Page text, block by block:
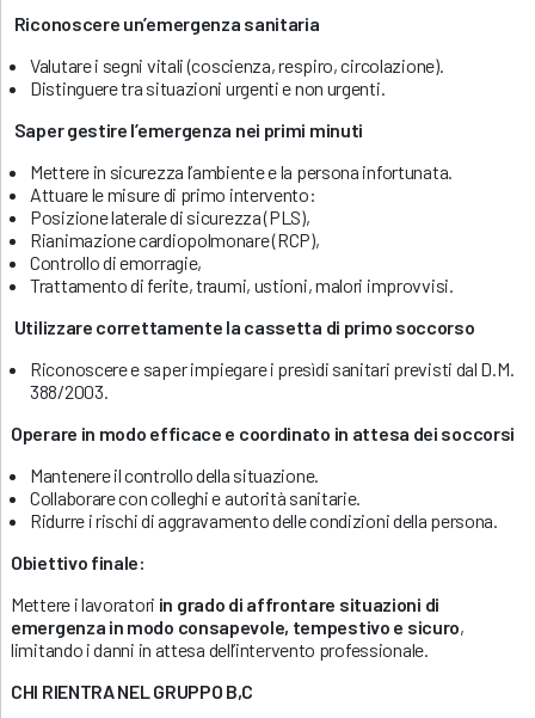
Riconoscere un’emergenza sanitaria
Valutare i segni vitali (coscienza, respiro, circolazione).
Distinguere tra situazioni urgenti e non urgenti.
Saper gestire l’emergenza nei primi minuti
Mettere in sicurezza l’ambiente e la persona infortunata.
Attuare le misure di primo intervento:
Posizione laterale di sicurezza (PLS),
Rianimazione cardiopolmonare (RCP),
Controllo di emorragie,
Trattamento di ferite, traumi, ustioni, malori improvvisi.
Utilizzare correttamente la cassetta di primo soccorso
Riconoscere e saper impiegare i presìdi sanitari previsti dal D.M.
388/2003.
Operare in modo efficace e coordinato in attesa dei soccorsi
Mantenere il controllo della situazione.
Collaborare con colleghi e autorità sanitarie.
Ridurre i rischi di aggravamento delle condizioni della persona.
Obiettivo finale:
Mettere i lavoratori in grado di affrontare situazioni di
emergenza in modo consapevole, tempestivo e sicuro,
limitando i danni in attesa dell’intervento professionale.
CHI RIENTRA NEL GRUPPO B,C